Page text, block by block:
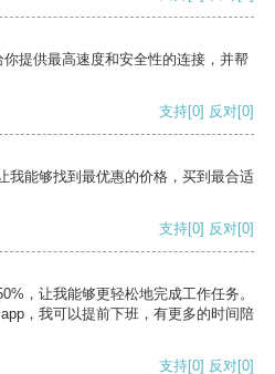
提供最高速度和安全性的连接，并帮
支持[0] 反对[0]
我能够找到最优惠的价格，买到最合适
支持[0] 反对[0]
，让我能够更轻松地完成工作任务。
，我可以提前下班，有更多的时间陪
支持[0] 反对[0]